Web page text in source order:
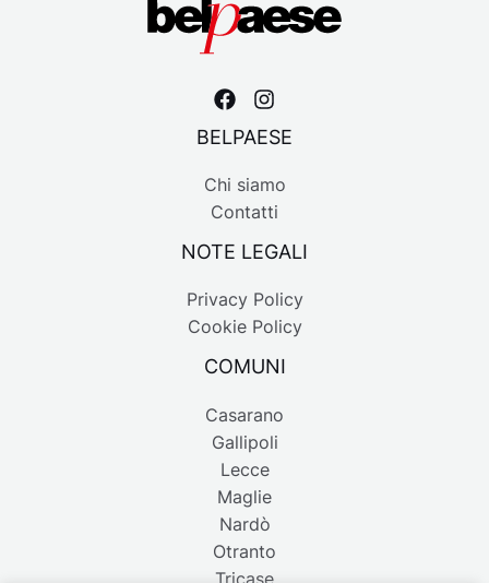
BELPAESE
Chi siamo
Contatti
NOTE LEGALI
Privacy Policy
Cookie Policy
COMUNI
Casarano
Gallipoli
Lecce
Maglie
Nardò
Otranto
Tricase